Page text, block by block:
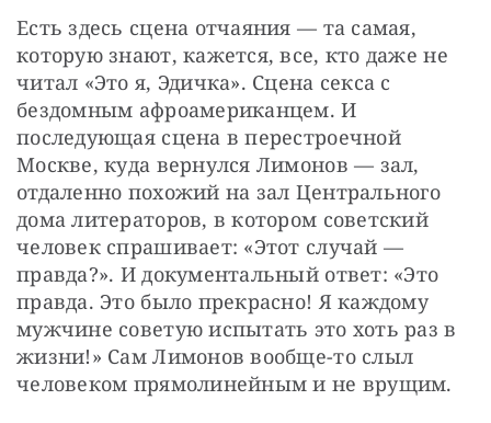
Есть здесь сцена отчаяния — та самая,
которую знают, кажется, все, кто даже не
читал «Это я, Эдичка». Сцена секса с
бездомным афроамериканцем. И
последующая сцена в перестроечной
Москве, куда вернулся Лимонов — зал,
отдаленно похожий на зал Центрального
дома литераторов, в котором советский
человек спрашивает: «Этот случай —
правда?». И документальный ответ: «Это
правда. Это было прекрасно! Я каждому
мужчине советую испытать это хоть раз в
жизни!» Сам Лимонов вообще-то слыл
человеком прямолинейным и не врущим.